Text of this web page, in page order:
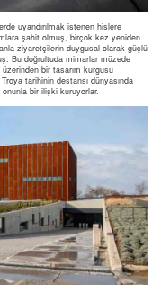
uyandırılmak istenen hislere
şahit olmuş, birçok kez yeniden
ziyaretçilerin duygusal olarak güçlü
Bu doğrultuda mimarlar müzede
bir tasarım kurgusu
tarihinin destansı dünyasında
bir ilişki kuruyorlar.